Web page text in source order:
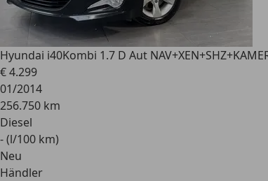
Hyundai i40Kombi 1.7 D Aut
€ 4.299
01/2014
256.750 km
Diesel
- (l/100 km)
Neu
Händler